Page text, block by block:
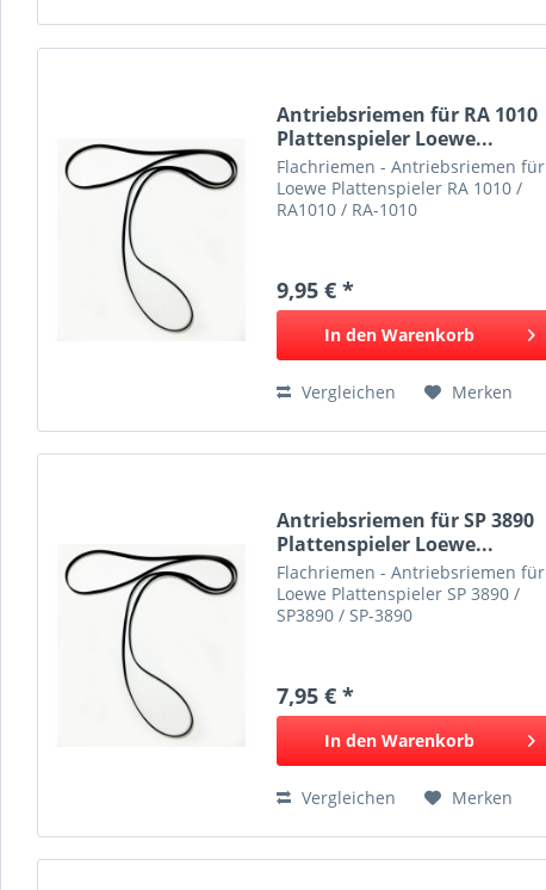
Antriebsriemen für RA 1010
Plattenspieler Loewe...
Flachriemen - Antriebsriemen für
Loewe Plattenspieler RA 1010 /
RA1010 / RA-1010
9,95 € *
In den Warenkorb
Vergleichen Merken
Antriebsriemen für SP 3890
Plattenspieler Loewe...
Flachriemen - Antriebsriemen für
Loewe Plattenspieler SP 3890 /
SP3890 / SP-3890
7,95 € *
In den Warenkorb
Vergleichen Merken